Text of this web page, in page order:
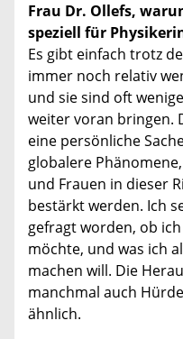
Frau Dr. Ollefs,
speziell für
Es gibt einfach trotz
immer noch relativ
und sie sind oft
weiter voran bringen.
eine persönliche
globalere
und Frauen in dieser
bestärkt werden. Ich
gefragt worden, ob
möchte, und was ich
machen will. Die
manchmal auch
ähnlich.